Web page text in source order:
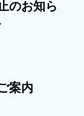
のお知ら
案内